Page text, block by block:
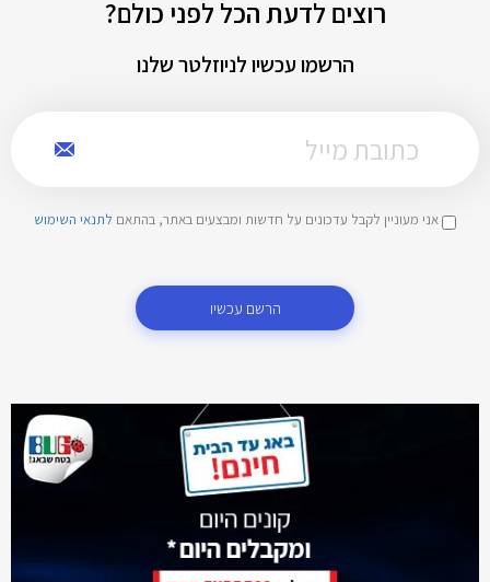
רוצים לדעת הכל לפני כולם?
הרשמו עכשיו לניוזלטר שלנו
אני מעוניין לקבל עדכונים על חדשות ומבצעים באתר, בהתאם לתנאי השימוש
הרשם עכשיו